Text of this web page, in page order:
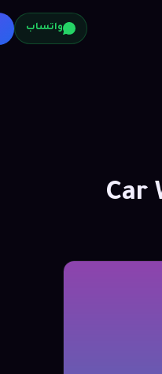
واتساب